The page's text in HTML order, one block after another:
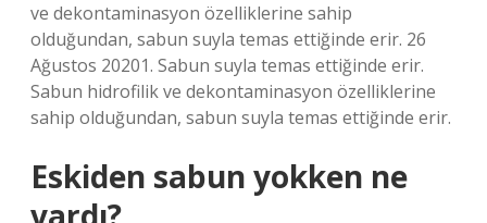
ve dekontaminasyon özelliklerine sahip
olduğundan, sabun suyla temas ettiğinde erir. 26
Ağustos 20201. Sabun suyla temas ettiğinde erir.
Sabun hidrofilik ve dekontaminasyon özelliklerine
sahip olduğundan, sabun suyla temas ettiğinde erir.
Eskiden sabun yokken ne